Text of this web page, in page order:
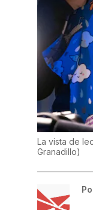
La vista de
Granadillo)